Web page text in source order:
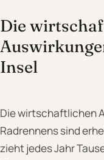
Die
Insel
Die wirtschaftlichen
Radrennens sind
zieht jedes Jahr